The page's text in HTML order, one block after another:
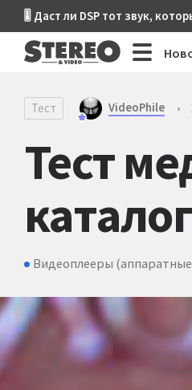
🎚 Даст ли DSP тот звук,
Тест VideoPhile •
Тест
Видеоплееры